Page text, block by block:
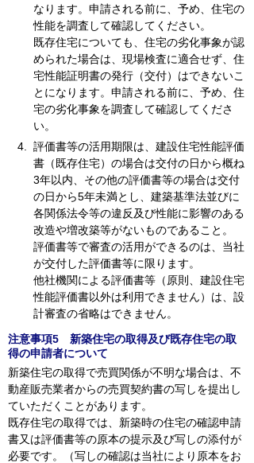
なります。申請される前に、予め、住宅の
性能を調査して確認してください。
既存住宅についても、住宅の劣化事象が認
められた場合は、現場検査に適合せず、住
宅性能証明書の発行（交付）はできないこ
とになります。申請される前に、予め、住
宅の劣化事象を調査して確認してくださ
い。
評価書等の活用期限は、建設住宅性能評価
書（既存住宅）の場合は交付の日から概ね
3年以内、その他の評価書等の場合は交付
の日から5年未満とし、建築基準法並びに
各関係法令等の違反及び性能に影響のある
改造や増改築等がないものであること。
評価書等で審査の活用ができるのは、当社
が交付した評価書等に限ります。
他社機関による評価書等（原則、建設住宅
性能評価書以外は利用できません）は、設
計審査の省略はできません。
注意事項5 新築住宅の取得及び既存住宅の取
得の申請者について
新築住宅の取得で売買関係が不明な場合は、不
動産販売業者からの売買契約書の写しを提出し
ていただくことがあります。
既存住宅の取得では、新築時の住宅の確認申請
書又は評価書等の原本の提示及び写しの添付が
必要です。（写しの確認は当社により原本をお